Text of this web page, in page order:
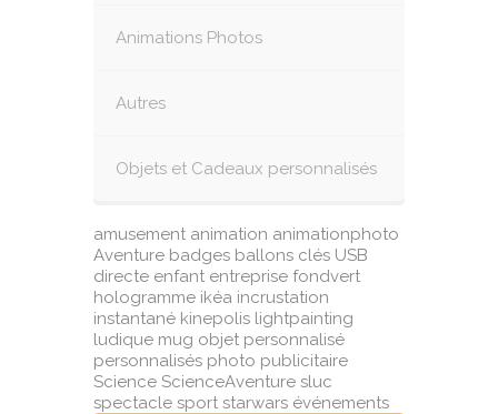
Animations Photos
Autres
Objets et Cadeaux personnalisés
amusement animation animationphoto
Aventure badges ballons clés USB
directe enfant entreprise fondvert
hologramme ikéa incrustation
instantané kinepolis lightpainting
ludique mug objet personnalisé
personnalisés photo publicitaire
Science ScienceAventure sluc
spectacle sport starwars événements